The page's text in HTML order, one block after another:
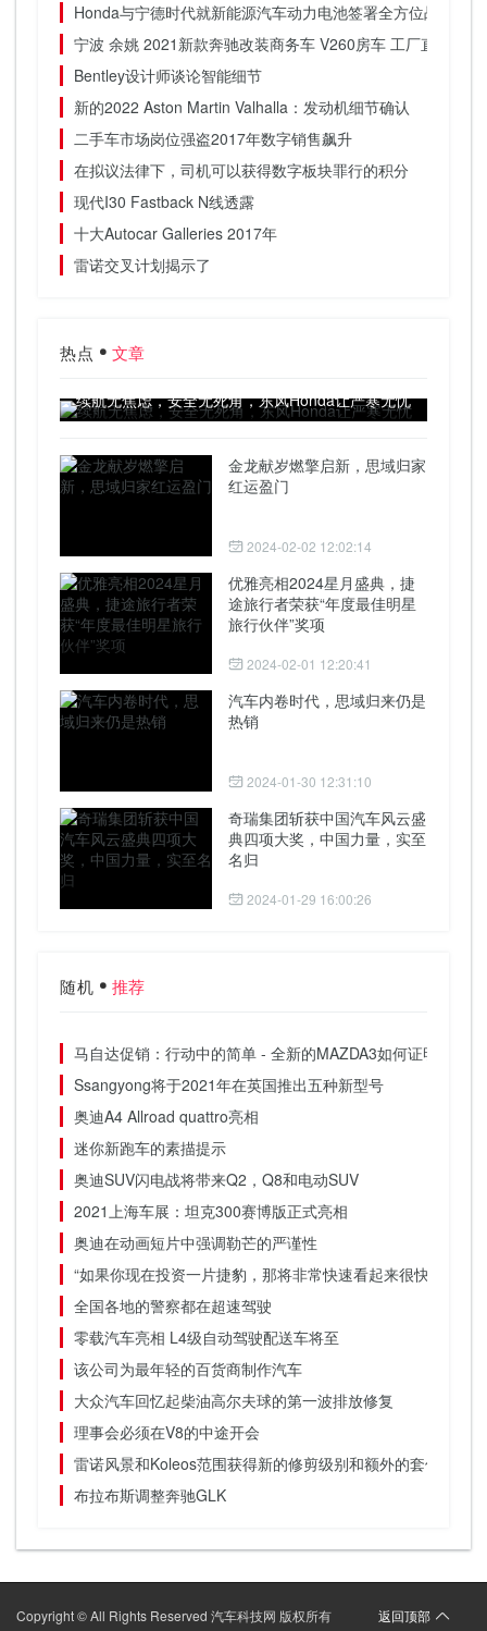
Honda与宁德时代就新能源汽车动力电池签署全方位战略合
宁波 余姚 2021新款奔驰改装商务车 V260房车 工厂直销报
Bentley设计师谈论智能细节
新的2022 Aston Martin Valhalla：发动机细节确认
二手车市场岗位强盗2017年数字销售飙升
在拟议法律下，司机可以获得数字板块罪行的积分
现代I30 Fastback N线透露
十大Autocar Galleries 2017年
雷诺交叉计划揭示了
热点 文章
续航无焦虑，安全无死角，东风Honda让严寒无忧
金龙献岁燃擎启新，思域归家
红运盈门
2024-02-02 12:02:14
优雅亮相2024星月盛典，捷
途旅行者荣获“年度最佳明星
旅行伙伴”奖项
2024-02-01 12:20:41
汽车内卷时代，思域归来仍是
热销
2024-01-30 12:31:10
奇瑞集团斩获中国汽车风云盛
典四项大奖，中国力量，实至
名归
2024-01-29 16:00:26
随机 推荐
马自达促销：行动中的简单 - 全新的MAZDA3如何证明这更少
Ssangyong将于2021年在英国推出五种新型号
奥迪A4 Allroad quattro亮相
迷你新跑车的素描提示
奥迪SUV闪电战将带来Q2，Q8和电动SUV
2021上海车展：坦克300赛博版正式亮相
奥迪在动画短片中强调勒芒的严谨性
“如果你现在投资一片捷豹，那将非常快速看起来很快”
全国各地的警察都在超速驾驶
零载汽车亮相 L4级自动驾驶配送车将至
该公司为最年轻的百货商制作汽车
大众汽车回忆起柴油高尔夫球的第一波排放修复
理事会必须在V8的中途开会
雷诺风景和Koleos范围获得新的修剪级别和额外的套件
布拉布斯调整奔驰GLK
Copyright © All Rights Reserved 汽车科技网 版权所有 返回顶部